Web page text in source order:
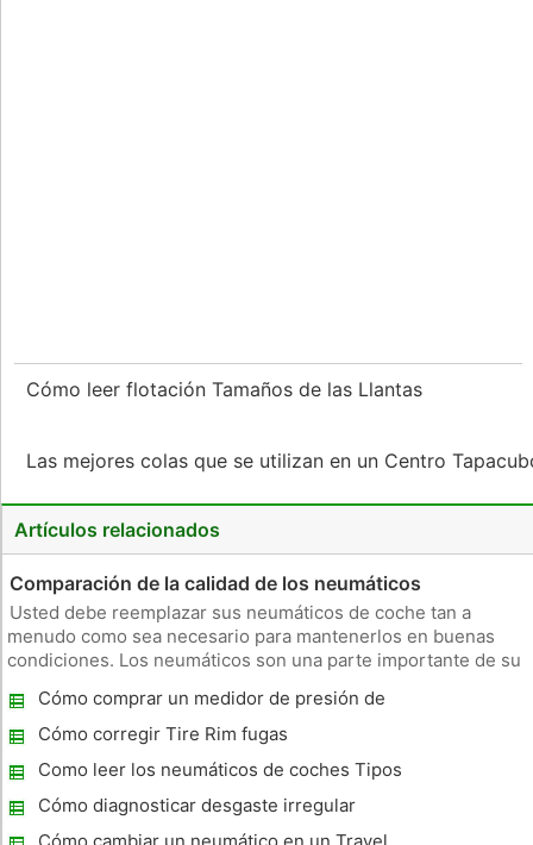
Cómo leer flotación Tamaños de las Llantas
Las mejores colas que se utilizan en un Centro
Artículos relacionados
Comparación de la calidad de los neumáticos
Usted debe reemplazar sus neumáticos de coche tan a
menudo como sea necesario para mantenerlos en buenas
condiciones. Los neumáticos son una parte importante de su
negativas. Al hacer compras para los neumáticos, tenga en
cuenta la velocidad d
Cómo comprar un medidor de presión de
neumáticos
Cómo corregir Tire Rim fugas
Como leer los neumáticos de coches Tipos
Cómo diagnosticar desgaste irregular